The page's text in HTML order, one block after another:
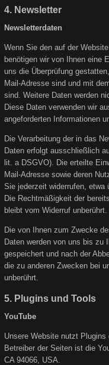
4. Newsletter
Newsletterdaten
Wenn Sie den auf der
benötigen wir von Ihnen eine
uns die Überprüfung
Mail-Adresse sind und mit
sind. Weitere Daten werden
Diese Daten verwenden wir
angeforderten Informationen
Die Verarbeitung der in das
Daten erfolgt ausschließlich
lit. a DSGVO). Die erteilte
Mail-Adresse sowie deren
Sie jederzeit widerrufen, etwa
Die Rechtmäßigkeit der
bleibt vom Widerruf unberührt.
Die von Ihnen zum Zwecke
Daten werden von uns bis zu
gespeichert und nach der
die zu anderen Zwecken bei
unberührt.
5. Plugins und Tools
YouTube
Unsere Website nutzt Plugins
Betreiber der Seiten ist die
CA 94066, USA.